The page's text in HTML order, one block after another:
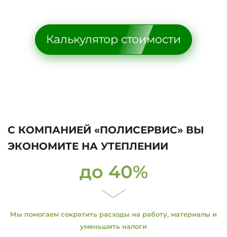
Калькулятор стоимости
С КОМПАНИЕЙ «ПОЛИСЕРВИС» ВЫ
ЭКОНОМИТЕ НА УТЕПЛЕНИИ
до 40%
Мы помогаем сократить расходы на работу, материалы и
уменьшить налоги